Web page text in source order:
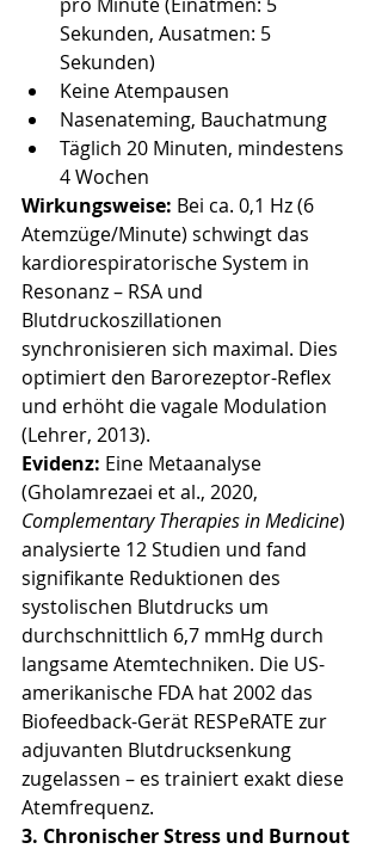
Sekunden, Ausatmen: 5
Sekunden)
Keine Atempausen
Nasenateming, Bauchatmung
Täglich 20 Minuten, mindestens
4 Wochen
Wirkungsweise: Bei ca. 0,1 Hz (6
Atemzüge/Minute) schwingt das
kardiorespiratorische System in
Resonanz – RSA und
Blutdruckoszillationen
synchronisieren sich maximal. Dies
optimiert den Barorezeptor-Reflex
und erhöht die vagale Modulation
(Lehrer, 2013).
Evidenz: Eine Metaanalyse
(Gholamrezaei et al., 2020,
Complementary Therapies in Medicine)
analysierte 12 Studien und fand
signifikante Reduktionen des
systolischen Blutdrucks um
durchschnittlich 6,7 mmHg durch
langsame Atemtechniken. Die US-
amerikanische FDA hat 2002 das
Biofeedback-Gerät RESPeRATE zur
adjuvanten Blutdrucksenkung
zugelassen – es trainiert exakt diese
Atemfrequenz.
3. Chronischer Stress und Burnout